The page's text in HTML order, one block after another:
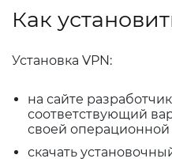
Как
Установка VPN:
на сайте
соответствующий
своей
скачать